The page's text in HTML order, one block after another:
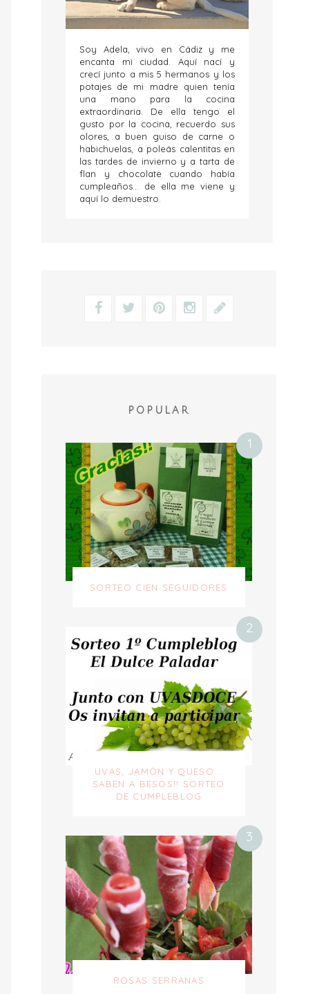
Soy Adela, vivo en Cádiz y me
encanta mi ciudad. Aquí nací y
crecí junto a mis 5 hermanos y los
potajes de mi madre quien tenía
una mano para la cocina
extraordinaria. De ella tengo el
gusto por la cocina, recuerdo sus
olores, a buen guiso de carne o
habichuelas, a poleás calentitas en
las tardes de invierno y a tarta de
flan y chocolate cuando había
cumpleaños... de ella me viene y
aquí lo demuestro.
POPULAR
SORTEO CIEN SEGUIDORES
UVAS, JAMÓN Y QUESO...
SABEN A BESOS!! SORTEO
DE CUMPLEBLOG
ROSAS SERRANAS